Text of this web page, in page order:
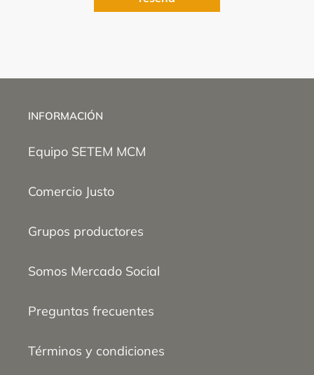
INFORMACIÓN
Equipo SETEM MCM
Comercio Justo
Grupos productores
Somos Mercado Social
Preguntas frecuentes
Términos y condiciones